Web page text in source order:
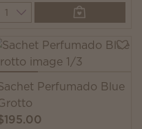
Quantity
Perfumado Blue